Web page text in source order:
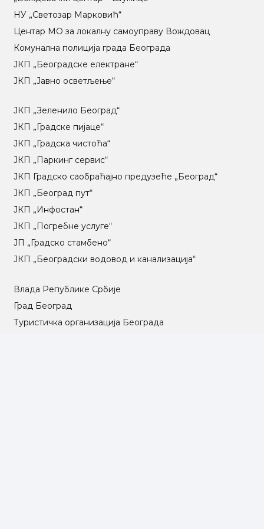
НУ „Светозар Марковић“
Центар МO за локалну самоуправу Вождовац
Комунална полиција града Београда
ЈКП „Београдске електране“
ЈКП „Јавно осветљење“
ЈКП „Зеленило Београд“
ЈКП „Градске пијаце“
ЈКП „Градска чистоћа“
ЈКП „Паркинг сервис“
ЈКП Градско саобраћајно предузеће „Београд“
ЈКП „Београд пут“
ЈКП „Инфостан“
ЈКП „Погребне услуге“
ЈП „Градско стамбено“
ЈКП „Београдски водовод и канализација“
Влада Републике Србије
Град Београд
Туристичка организација Београда